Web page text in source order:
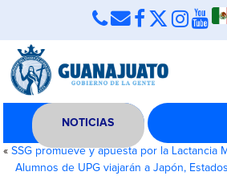
NOTICIAS
«SSG promueve y apuesta por la Lactancia
Alumnos de UPG viajarán a Japón,